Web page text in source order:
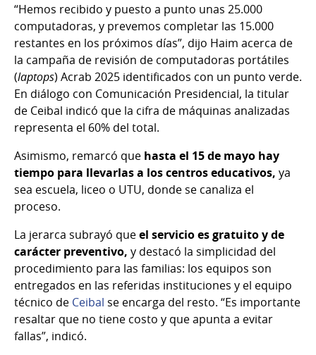
“Hemos recibido y puesto a punto unas 25.000
computadoras, y prevemos completar las 15.000
restantes en los próximos días”, dijo Haim acerca de
la campaña de revisión de computadoras portátiles
(laptops) Acrab 2025 identificados con un punto verde.
En diálogo con Comunicación Presidencial, la titular
de Ceibal indicó que la cifra de máquinas analizadas
representa el 60% del total.
Asimismo, remarcó que hasta el 15 de mayo hay
tiempo para llevarlas a los centros educativos, ya
sea escuela, liceo o UTU, donde se canaliza el
proceso.
La jerarca subrayó queel servicio es gratuito y de
carácter preventivo, y destacó la simplicidad del
procedimiento para las familias: los equipos son
entregados en las referidas instituciones y el equipo
técnico de Ceibal se encarga del resto. “Es importante
resaltar que no tiene costo y que apunta a evitar
fallas”, indicó.